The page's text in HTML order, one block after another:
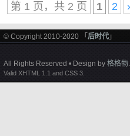
第 1 页，共 2 页 1 2
© Copyright 2010-2020 「 后时代 」
All Rights Reserved • Design by 格格物.
Valid XHTML 1.1 and CSS 3.